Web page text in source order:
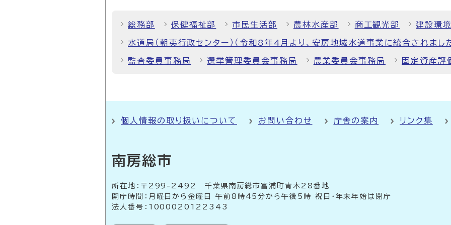
総務部 保健福祉部 市民生活部 農林水産部 商工観光部 建設環
水道局（朝夷行政センター）（令和8年4月より、安房地域水道事業に統合されまし
監査委員事務局 選挙管理委員会事務局 農業委員会事務局 固定資産評
個人情報の取り扱いについて お問い合わせ 庁舎の案内 リンク集
南房総市
所在地：〒299-2492 千葉県南房総市富浦町青木28番地
開庁時間：月曜日から金曜日 午前8時45分から午後5時 祝日・年末年始は閉庁
法人番号：1000020122343